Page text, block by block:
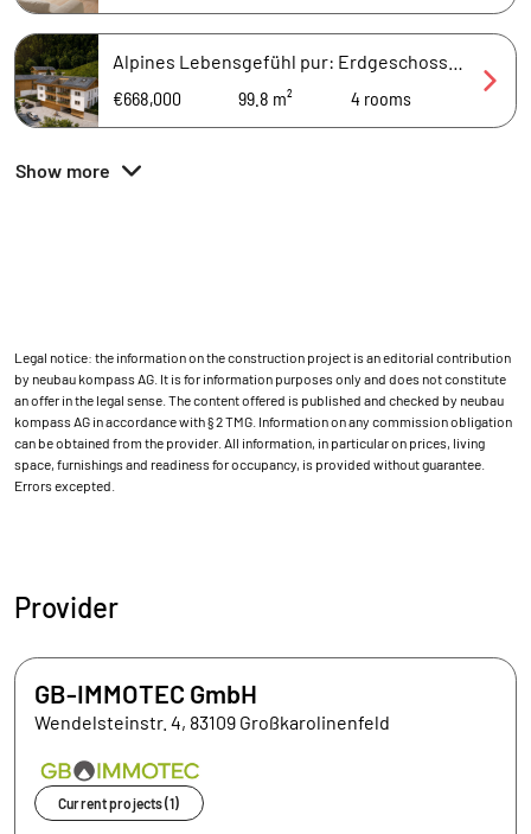
€668,000
99.8 m² 4 rooms
Show more
Legal notice: the information on the construction project is an editorial contribution
by neubau kompass AG. It is for information purposes only and does not constitute
an offer in the legal sense. The content offered is published and checked by neubau
kompass AG in accordance with § 2 TMG. Information on any commission obligation
can be obtained from the provider. All information, in particular on prices, living
space, furnishings and readiness for occupancy, is provided without guarantee.
Errors excepted.
Provider
GB-IMMOTEC GmbH
Wendelsteinstr. 4, 83109 Großkarolinenfeld
Current projects (1)